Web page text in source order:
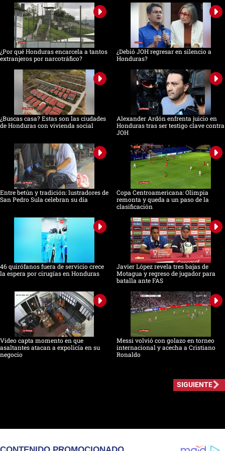
¿Por qué Honduras encarcela a tantos
extranjeros por narcotráfico?
¿Debió JOH regresar en silencio a
Honduras?
¿Buscas casa? Estas son las ciudades
de Honduras con vivienda social
Alexander Ardón enfrenta juicio en
Honduras tras ser testigo clave contra
JOH
Entre betún y tradición: lustradores de
San Pedro Sula celebran su día
Copa Centroamericana: Olimpia
remonta y queda a un paso de la
clasificación
46 quirófanos fuera de servicio crece
la espera por cirugías en Honduras
Javier López revela tres bajas de
Motagua y regreso de jugador para
batalla ante FAS
Video capta momento en que
asaltantes atacan a expolicía en su
negocio
Messi volvió con golazo en torneo
internacional y acecha a Cristiano
Ronaldo
SIGUIENTE